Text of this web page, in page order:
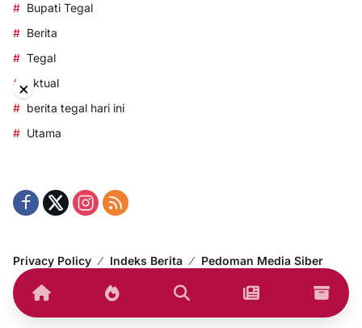
Bupati Tegal
Berita
Tegal
aktual
berita tegal hari ini
Utama
Privacy Policy Indeks Berita Pedoman Media Siber
© 2014-2024 korantegal.com – All right reserved.
×